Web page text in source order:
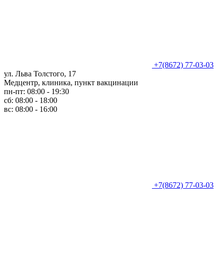
+7(8672) 77-03-03
ул. Льва Толстого, 17
Медцентр, клиника, пункт вакцинации
пн-пт: 08:00 - 19:30
сб: 08:00 - 18:00
вс: 08:00 - 16:00
+7(8672) 77-03-03